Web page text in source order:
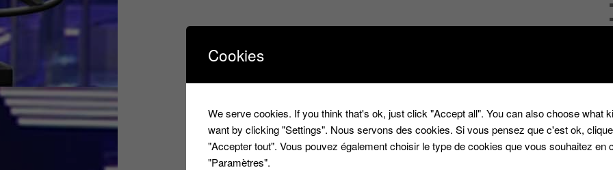
Cookies
We serve cookies. If you think that's ok, just click "Accept all". You can also choose what
want by clicking "Settings". Nous servons des cookies. Si vous pensez que c'est ok,
"Accepter tout". Vous pouvez également choisir le type de cookies que vous souhaitez en
"Paramètres".